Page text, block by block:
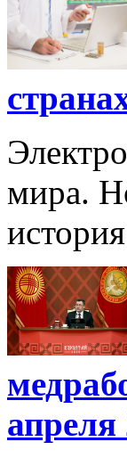
мира.
апреля